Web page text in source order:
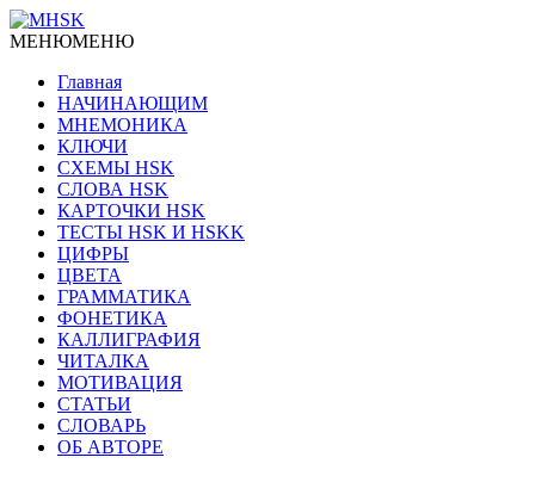
МЕНЮМЕНЮ
Главная
НАЧИНАЮЩИМ
МНЕМОНИКА
КЛЮЧИ
СХЕМЫ HSK
СЛОВА HSK
КАРТОЧКИ HSK
ТЕСТЫ HSK И HSKK
ЦИФРЫ
ЦВЕТА
ГРАММАТИКА
ФОНЕТИКА
КАЛЛИГРАФИЯ
ЧИТАЛКА
МОТИВАЦИЯ
СТАТЬИ
СЛОВАРЬ
ОБ АВТОРЕ